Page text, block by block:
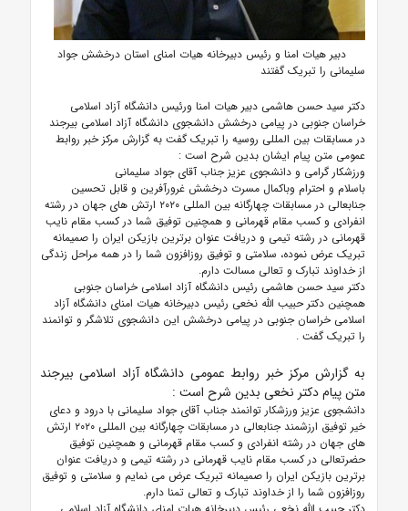
دبیر هیات امنا و رئیس دبیرخانه هیات امنای استان درخشش جواد
سلیمانی را تبریک گفتند
دکتر سید حسن هاشمی دبیر هیات امنا ورئیس دانشگاه آزاد اسلامی
خراسان جنوبی در پیامی درخشش دانشجوی دانشگاه آزاد اسلامی بیرجند
در مسابقات بین المللی روسیه را تبریک گفت به گزارش مرکز خبر روابط
عمومی متن پیام ایشان بدین شرح است :
ورزشکار گرامی و دانشجوی عزیز جناب آقای جواد سلیمانی
باسلام و احترام وباکمال مسرت درخشش غرورآفرین و قابل تحسین
جنابعالی در مسابقات چهارگانه بین المللی ۲۰۲۰ ارتش های جهان در رشته
انفرادی و کسب مقام قهرمانی و همچنین توفیق شما در کسب مقام نایب
قهرمانی در رشته تیمی و دریافت عنوان برترین بازیکن ایران را صمیمانه
تبریک عرض نموده، سلامتی و توفیق روزافزون شما را در همه مراحل زندگی
از خداوند تبارک و تعالی مسالت دارم.
دکتر سید حسن هاشمی رئیس دانشگاه آزاد اسلامی خراسان جنوبی
همچنین دکتر حبیب الله نخعی رئیس دبیرخانه هیات امنای دانشگاه آزاد
اسلامی خراسان جنوبی در پیامی درخشش این دانشجوی تلاشگر و توانمند
را تبریک گفت .
به گزارش مرکز خبر روابط عمومی دانشگاه آزاد اسلامی بیرجند
متن پیام دکتر نخعی بدین شرح است :
دانشجوی عزیز ورزشکار توانمند جناب آقای جواد سلیمانی با درود و دعای
خیر توفیق ارزشمند جنابعالی در مسابقات چهارگانه بین المللی ۲۰۲۰ ارتش
های جهان در رشته انفرادی و کسب مقام قهرمانی و همچنین توفیق
حضرتعالی در کسب مقام نایب قهرمانی در رشته تیمی و دریافت عنوان
برترین بازیکن ایران را صمیمانه تبریک عرض می نمایم و سلامتی و توفیق
روزافزون شما را از خداوند تبارک و تعالی تمنا دارم.